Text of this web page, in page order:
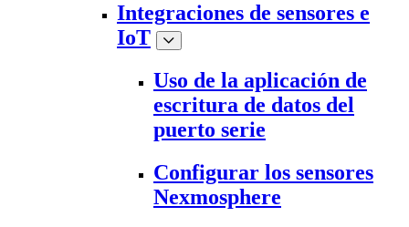
Integraciones de sensores e
IoT
Uso de la aplicación de
escritura de datos del
puerto serie
Configurar los sensores
Nexmosphere